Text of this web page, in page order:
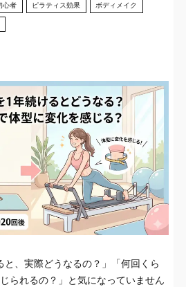
心者 ピラティス効果 ボディメイク
と、実際どうなるの？」「何回くら
られるの？」と気になっていません